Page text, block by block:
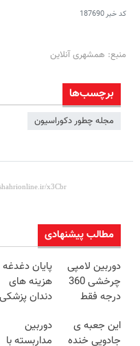
کد خبر187690
منبع: همشهری آنلاین
برچسب‌ها
مجله چطور دکوراسیون
مطالب پیشنهادی
دوربین لامپی
چرخشی 360
درجه فقط
🔥 پرداخت
درب منزل
پایان دغدغه
هزینه های
دندان پزشکی
کننده خانگی
این جعبه ی
جادویی خنده
دوربین
مداربسته با